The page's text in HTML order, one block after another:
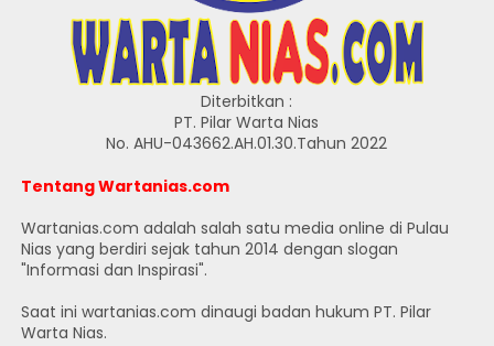
Diterbitkan :
PT. Pilar Warta Nias
No. AHU-043662.AH.01.30.Tahun 2022
Tentang Wartanias.com
Wartanias.com adalah salah satu media online di Pulau
Nias yang berdiri sejak tahun 2014 dengan slogan
"Informasi dan Inspirasi".
Saat ini wartanias.com dinaugi badan hukum PT. Pilar
Warta Nias.